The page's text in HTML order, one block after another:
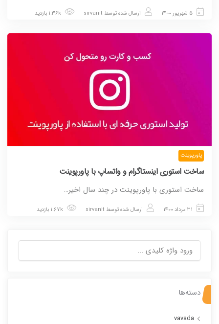
5 شهریور 1400 ارسال شده توسط sirvanit
پاورپوینت
ساخت استوری اینستاگرام و واتساپ با پاورپوینت
ساخت استوری با پاورپوینت در چند سال اخیر…
31 مرداد 1400 ارسال شده توسط sirvanit
برای:
دسته‌ها
vavada